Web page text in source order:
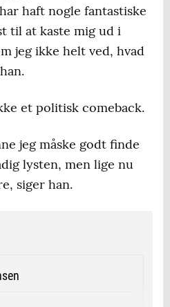
haft nogle fantastiske
til at kaste mig ud i
jeg ikke helt ved, hvad
et politisk comeback.
jeg måske godt finde
lysten, men lige nu
siger han.